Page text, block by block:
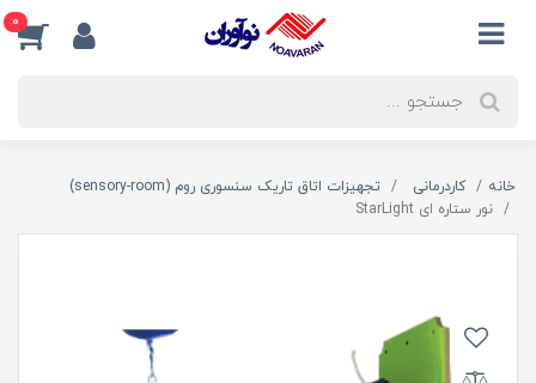
0
خانه کاردرمانی
تجهیزات اتاق تاریک سنسوری روم (sensory-room)
نور ستاره ای StarLight